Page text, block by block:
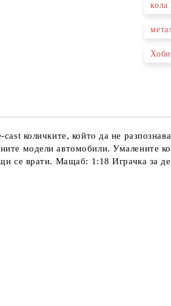
количките, който да не
модели автомобили. Умалените
се врати. Мащаб: 1:18 Играчка за